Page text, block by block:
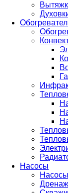
Насосы
Насосы